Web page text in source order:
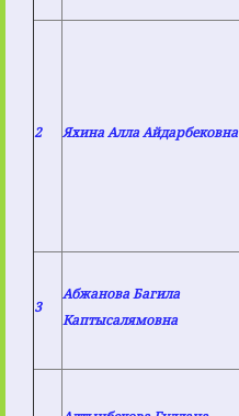
2 Яхина Алла Айдарбековна
3
Абжанова Багила
Каптысалямовна